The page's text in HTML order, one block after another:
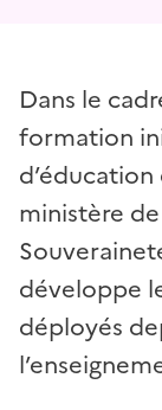
Dans le
formation
ministère
développe
déployés